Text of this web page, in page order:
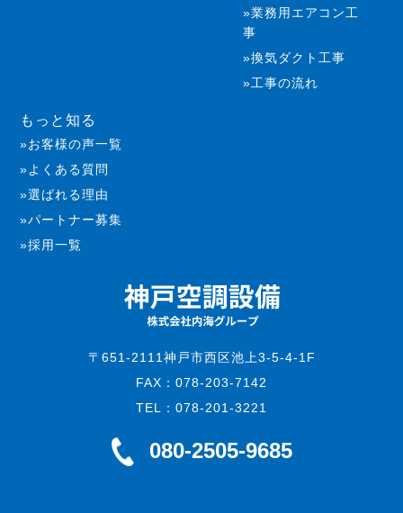
業務用エアコン工
事
換気ダクト工事
工事の流れ
もっと知る
お客様の声一覧
よくある質問
選ばれる理由
パートナー募集
採用一覧
〒651-2111神戸市西区池上3-5-4-1F
FAX：078-203-7142
TEL：078-201-3221
080-2505-9685